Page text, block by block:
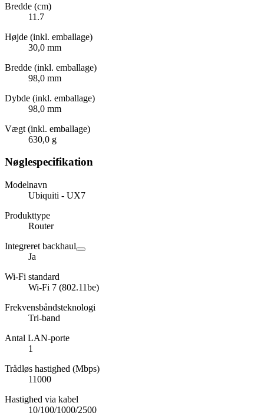
Bredde (cm)
11.7
Højde (inkl. emballage)
30,0 mm
Bredde (inkl. emballage)
98,0 mm
Dybde (inkl. emballage)
98,0 mm
Vægt (inkl. emballage)
630,0 g
Nøglespecifikation
Modelnavn
Ubiquiti - UX7
Produkttype
Router
Integreret backhaul
Ja
Wi-Fi standard
Wi-Fi 7 (802.11be)
Frekvensbåndsteknologi
Tri-band
Antal LAN-porte
1
Trådløs hastighed (Mbps)
11000
Hastighed via kabel
10/100/1000/2500